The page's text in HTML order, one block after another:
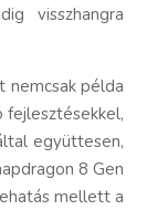
visszhangra
nemcsak példa
fejlesztésekkel,
együttesen,
8 Gen
mellett a